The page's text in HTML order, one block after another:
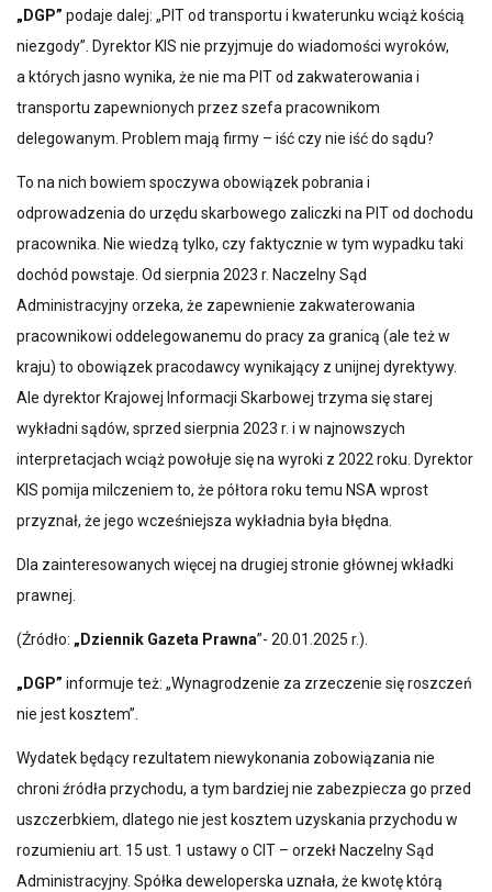
„DGP” podaje dalej: „PIT od transportu i kwaterunku wciąż kością
niezgody”. Dyrektor KIS nie przyjmuje do wiadomości wyroków,
a których jasno wynika, że nie ma PIT od zakwaterowania i
transportu zapewnionych przez szefa pracownikom
delegowanym. Problem mają firmy – iść czy nie iść do sądu?
To na nich bowiem spoczywa obowiązek pobrania i
odprowadzenia do urzędu skarbowego zaliczki na PIT od dochodu
pracownika. Nie wiedzą tylko, czy faktycznie w tym wypadku taki
dochód powstaje. Od sierpnia 2023 r. Naczelny Sąd
Administracyjny orzeka, że zapewnienie zakwaterowania
pracownikowi oddelegowanemu do pracy za granicą (ale też w
kraju) to obowiązek pracodawcy wynikający z unijnej dyrektywy.
Ale dyrektor Krajowej Informacji Skarbowej trzyma się starej
wykładni sądów, sprzed sierpnia 2023 r. i w najnowszych
interpretacjach wciąż powołuje się na wyroki z 2022 roku. Dyrektor
KIS pomija milczeniem to, że półtora roku temu NSA wprost
przyznał, że jego wcześniejsza wykładnia była błędna.
Dla zainteresowanych więcej na drugiej stronie głównej wkładki
prawnej.
(Źródło: „Dziennik Gazeta Prawna”- 20.01.2025 r.).
„DGP” informuje też: „Wynagrodzenie za zrzeczenie się roszczeń
nie jest kosztem”.
Wydatek będący rezultatem niewykonania zobowiązania nie
chroni źródła przychodu, a tym bardziej nie zabezpiecza go przed
uszczerbkiem, dlatego nie jest kosztem uzyskania przychodu w
rozumieniu art. 15 ust. 1 ustawy o CIT – orzekł Naczelny Sąd
Administracyjny. Spółka deweloperska uznała, że kwotę którą